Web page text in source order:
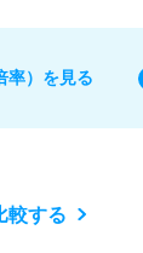
率）を見る
較する